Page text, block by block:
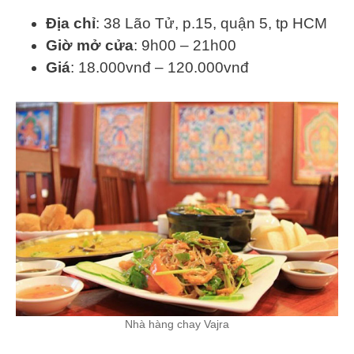
Địa chỉ: 38 Lão Tử, p.15, quận 5, tp HCM
Giờ mở cửa: 9h00 – 21h00
Giá: 18.000vnđ – 120.000vnđ
Nhà hàng chay Vajra